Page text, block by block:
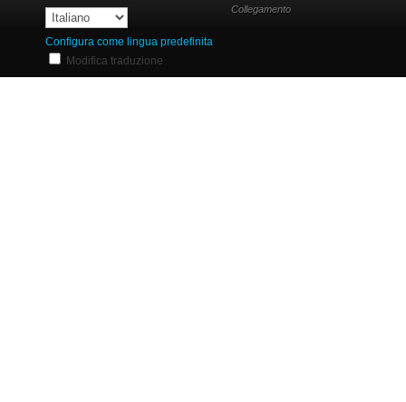
Configura come lingua predefinita
Modifica traduzione
Collegamento